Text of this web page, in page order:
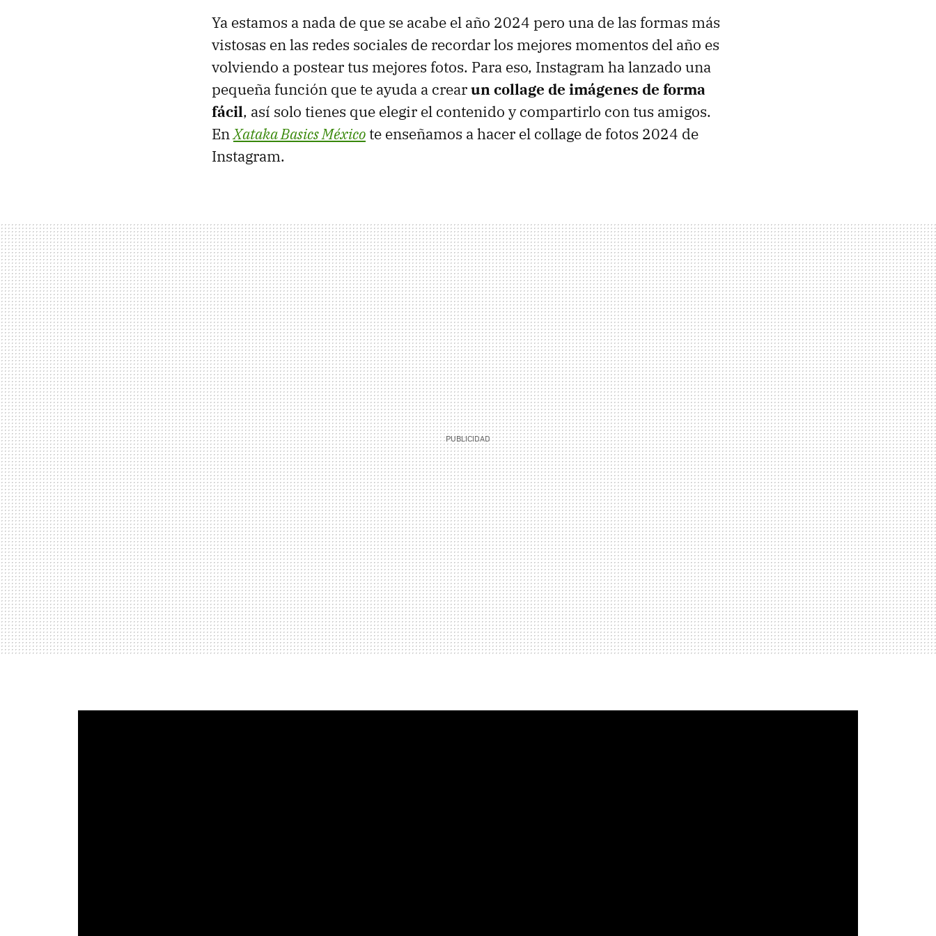
Ya estamos a nada de que se acabe el año 2024 pero una de las formas más
vistosas en las redes sociales de recordar los mejores momentos del año es
volviendo a postear tus mejores fotos. Para eso, Instagram ha lanzado una
pequeña función que te ayuda a crearun collage de imágenes de forma
fácil, así solo tienes que elegir el contenido y compartirlo con tus amigos.
EnXataka Basics México te enseñamos a hacer el collage de fotos 2024 de
Instagram.